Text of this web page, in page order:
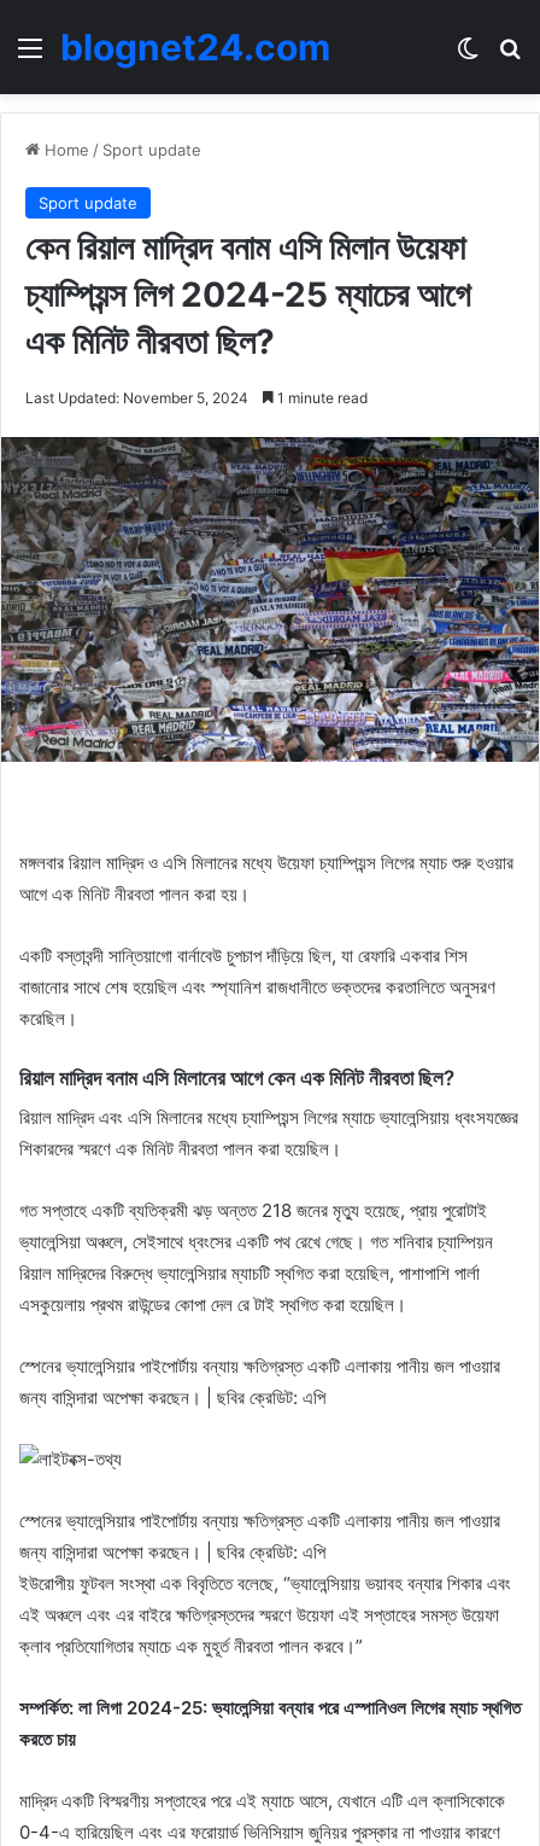
Menublognet24.com
Home / Sport update
Sport update
কেন রিয়াল মাদ্রিদ বনাম এসি মিলান উয়েফা
চ্যাম্পিয়ন্স লিগ 2024-25 ম্যাচের আগে
এক মিনিট নীরবতা ছিল?
Last Updated: November 5, 2024 1 minute read
মঙ্গলবার রিয়াল মাদ্রিদ ও এসি মিলানের মধ্যে উয়েফা চ্যাম্পিয়ন্স লিগের ম্যাচ শুরু হওয়ার
আগে এক মিনিট নীরবতা পালন করা হয়।
একটি বস্তাবন্দী সান্তিয়াগো বার্নাবেউ চুপচাপ দাঁড়িয়ে ছিল, যা রেফারি একবার শিস
বাজানোর সাথে শেষ হয়েছিল এবং স্প্যানিশ রাজধানীতে ভক্তদের করতালিতে অনুসরণ
করেছিল।
রিয়াল মাদ্রিদ বনাম এসি মিলানের আগে কেন এক মিনিট নীরবতা ছিল?
রিয়াল মাদ্রিদ এবং এসি মিলানের মধ্যে চ্যাম্পিয়ন্স লিগের ম্যাচে ভ্যালেন্সিয়ায় ধ্বংসযজ্ঞের
শিকারদের স্মরণে এক মিনিট নীরবতা পালন করা হয়েছিল।
গত সপ্তাহে একটি ব্যতিক্রমী ঝড় অন্তত 218 জনের মৃত্যু হয়েছে, প্রায় পুরোটাই
ভ্যালেন্সিয়া অঞ্চলে, সেইসাথে ধ্বংসের একটি পথ রেখে গেছে। গত শনিবার চ্যাম্পিয়ন
রিয়াল মাদ্রিদের বিরুদ্ধে ভ্যালেন্সিয়ার ম্যাচটি স্থগিত করা হয়েছিল, পাশাপাশি পার্লা
এসকুয়েলায় প্রথম রাউন্ডের কোপা দেল রে টাই স্থগিত করা হয়েছিল।
স্পেনের ভ্যালেন্সিয়ার পাইপোর্টায় বন্যায় ক্ষতিগ্রস্ত একটি এলাকায় পানীয় জল পাওয়ার
জন্য বাসিন্দারা অপেক্ষা করছেন। | ছবির ক্রেডিট: এপি
স্পেনের ভ্যালেন্সিয়ার পাইপোর্টায় বন্যায় ক্ষতিগ্রস্ত একটি এলাকায় পানীয় জল পাওয়ার
জন্য বাসিন্দারা অপেক্ষা করছেন। | ছবির ক্রেডিট: এপি
ইউরোপীয় ফুটবল সংস্থা এক বিবৃতিতে বলেছে, “ভ্যালেন্সিয়ায় ভয়াবহ বন্যার শিকার এবং
এই অঞ্চলে এবং এর বাইরে ক্ষতিগ্রস্তদের স্মরণে উয়েফা এই সপ্তাহের সমস্ত উয়েফা
ক্লাব প্রতিযোগিতার ম্যাচে এক মুহূর্ত নীরবতা পালন করবে।”
সম্পর্কিত: লা লিগা 2024-25: ভ্যালেন্সিয়া বন্যার পরে এস্পানিওল লিগের ম্যাচ স্থগিত
করতে চায়
মাদ্রিদ একটি বিস্মরণীয় সপ্তাহের পরে এই ম্যাচে আসে, যেখানে এটি এল ক্লাসিকোকে
0-4-এ হারিয়েছিল এবং এর ফরোয়ার্ড ভিনিসিয়াস জুনিয়র পুরস্কার না পাওয়ার কারণে